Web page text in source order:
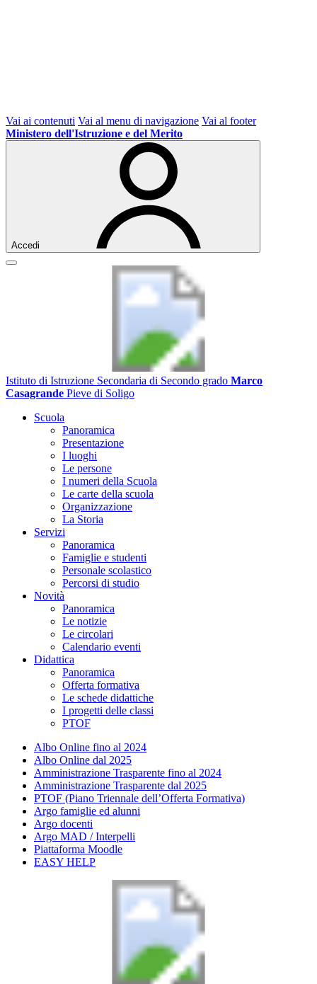
Vai ai contenuti Vai al menu di navigazione Vai al footer
Ministero dell'Istruzione e del Merito
Accedi
Istituto di Istruzione Secondaria di Secondo grado Marco
Casagrande Pieve di Soligo
Scuola
Panoramica
Presentazione
I luoghi
Le persone
I numeri della Scuola
Le carte della scuola
Organizzazione
La Storia
Servizi
Panoramica
Famiglie e studenti
Personale scolastico
Percorsi di studio
Novità
Panoramica
Le notizie
Le circolari
Calendario eventi
Didattica
Panoramica
Offerta formativa
Le schede didattiche
I progetti delle classi
PTOF
Albo Online fino al 2024
Albo Online dal 2025
Amministrazione Trasparente fino al 2024
Amministrazione Trasparente dal 2025
PTOF (Piano Triennale dell’Offerta Formativa)
Argo famiglie ed alunni
Argo docenti
Argo MAD / Interpelli
Piattaforma Moodle
EASY HELP